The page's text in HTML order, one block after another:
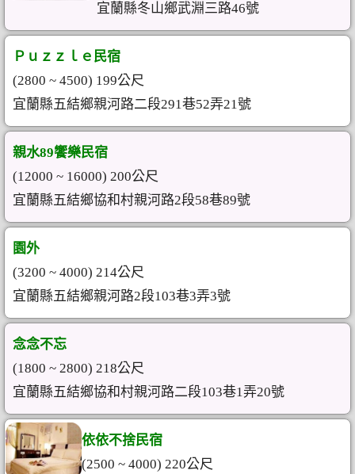
宜蘭縣冬山鄉武淵三路46號
Ｐｕｚｚｌｅ民宿
(2800 ~ 4500) 199公尺
宜蘭縣五結鄉親河路二段291巷52弄21號
親水89饗樂民宿
(12000 ~ 16000) 200公尺
宜蘭縣五結鄉協和村親河路2段58巷89號
園外
(3200 ~ 4000) 214公尺
宜蘭縣五結鄉親河路2段103巷3弄3號
念念不忘
(1800 ~ 2800) 218公尺
宜蘭縣五結鄉協和村親河路二段103巷1弄20號
依依不捨民宿
(2500 ~ 4000) 220公尺